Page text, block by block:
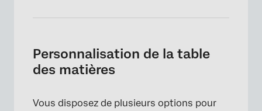
Personnalisation de la table
des matières
Vous disposez de plusieurs options pour